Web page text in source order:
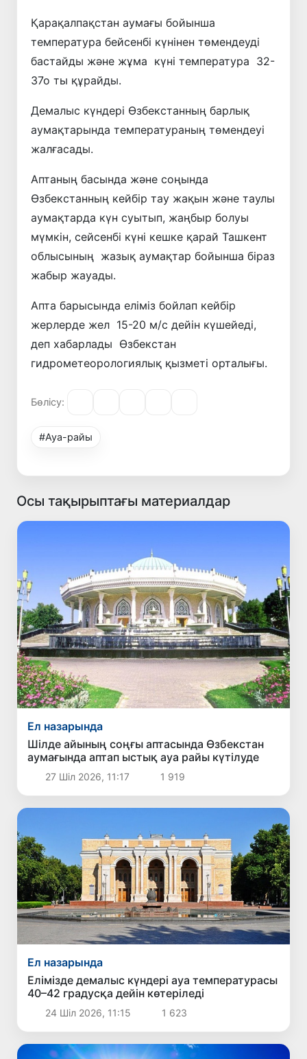
Қарақалпақстан аумағы бойынша
температура бейсенбі күнінен төмендеуді
бастайды және жұма күні температура 32-
37о ты құрайды.
Демалыс күндері Өзбекстанның барлық
аумақтарында температураның төмендеуі
жалғасады.
Аптаның басында және соңында
Өзбекстанның кейбір тау жақын және таулы
аумақтарда күн суытып, жаңбыр болуы
мүмкін, сейсенбі күні кешке қарай Ташкент
облысының жазық аумақтар бойынша біраз
жабыр жауады.
Апта барысында еліміз бойлап кейбір
жерлерде жел 15-20 м/с дейін күшейеді,
деп хабарлады Өзбекстан
гидрометеорологиялық қызметі орталығы.
Бөлісу:
#Ауа-райы
Осы тақырыптағы материалдар
Ел назарында
Шілде айының соңғы аптасында Өзбекстан
аумағында аптап ыстық ауа райы күтілуде
27 Шіл 2026, 11:17 1 919
Ел назарында
Елімізде демалыс күндері ауа температурасы
40–42 градусқа дейін көтеріледі
24 Шіл 2026, 11:15 1 623